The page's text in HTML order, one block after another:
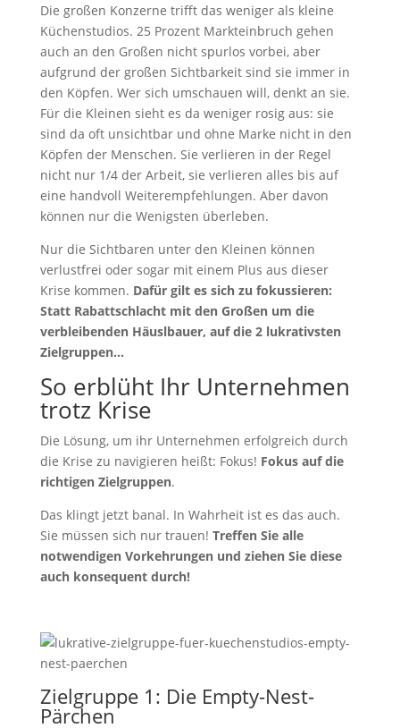
Die großen Konzerne trifft das weniger als kleine
Küchenstudios. 25 Prozent Markteinbruch gehen
auch an den Großen nicht spurlos vorbei, aber
aufgrund der großen Sichtbarkeit sind sie immer in
den Köpfen. Wer sich umschauen will, denkt an sie.
Für die Kleinen sieht es da weniger rosig aus: sie
sind da oft unsichtbar und ohne Marke nicht in den
Köpfen der Menschen. Sie verlieren in der Regel
nicht nur 1/4 der Arbeit, sie verlieren alles bis auf
eine handvoll Weiterempfehlungen. Aber davon
können nur die Wenigsten überleben.
Nur die Sichtbaren unter den Kleinen können
verlustfrei oder sogar mit einem Plus aus dieser
Krise kommen. Dafür gilt es sich zu fokussieren:
Statt Rabattschlacht mit den Großen um die
verbleibenden Häuslbauer, auf die 2 lukrativsten
Zielgruppen…
So erblüht Ihr Unternehmen
trotz Krise
Die Lösung, um ihr Unternehmen erfolgreich durch
die Krise zu navigieren heißt: Fokus! Fokus auf die
richtigen Zielgruppen.
Das klingt jetzt banal. In Wahrheit ist es das auch.
Sie müssen sich nur trauen! Treffen Sie alle
notwendigen Vorkehrungen und ziehen Sie diese
auch konsequent durch!
Zielgruppe 1: Die Empty-Nest-
Pärchen